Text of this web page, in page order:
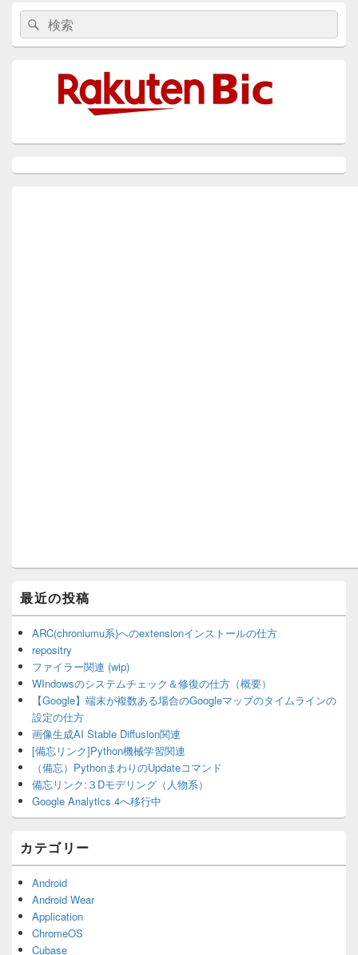
メ
ン
サ
ィ
検
索:
検
索
最近の投稿
ARC(chroniumu系)へのextensionインストールの仕方
repositry
ファイラー関連 (wip)
WIndowsのシステムチェック＆修復の仕方（概要）
【Google】端末が複数ある場合のGoogleマップのタイムラインの
設定の仕方
画像生成AI Stable Diffusion関連
[備忘リンク]Python機械学習関連
（備忘）PythonまわりのUpdateコマンド
備忘リンク:３Dモデリング（人物系）
Google Analytics 4へ移行中
カテゴリー
Android
Android Wear
Application
ChromeOS
Cubase